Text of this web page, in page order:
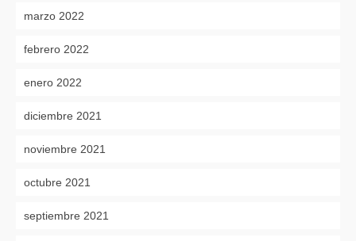
marzo 2022
febrero 2022
enero 2022
diciembre 2021
noviembre 2021
octubre 2021
septiembre 2021